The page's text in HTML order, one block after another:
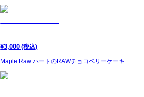
¥3,000 (税込)
Maple Raw ハートのRAWチョコベリーケーキ